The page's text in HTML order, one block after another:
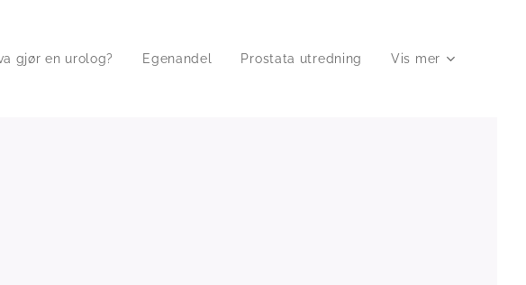
gjør en urolog? Egenandel Prostata utredning Vis mer